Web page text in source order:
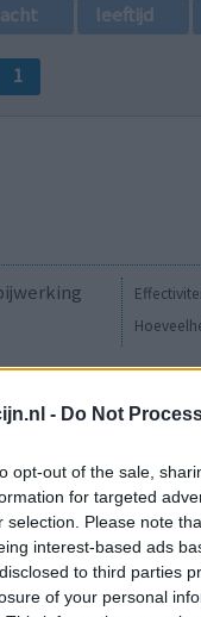
- Do Not
opt-out of the sale,
for targeted
selection. Please note
interest-based ads
to third parties
of your personal
leeftijd
1